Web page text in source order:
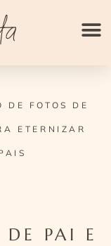
DE FOTOS DE
ETERNIZAR
DE PAI E